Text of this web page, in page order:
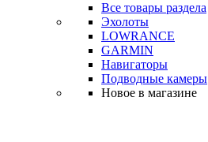
Все товары раздела
Эхолоты
LOWRANCE
GARMIN
Навигаторы
Подводные камеры
Новое в магазине